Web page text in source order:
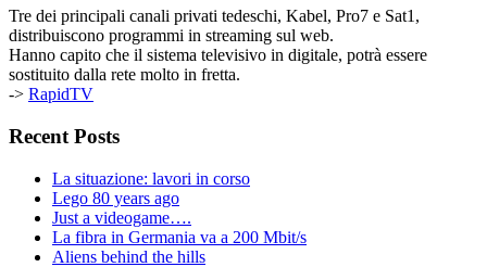
Tre dei principali canali privati tedeschi, Kabel, Pro7 e Sat1,
distribuiscono programmi in streaming sul web.
Hanno capito che il sistema televisivo in digitale, potrà essere
sostituito dalla rete molto in fretta.
-> RapidTV
Recent Posts
La situazione: lavori in corso
Lego 80 years ago
Just a videogame….
La fibra in Germania va a 200 Mbit/s
Aliens behind the hills